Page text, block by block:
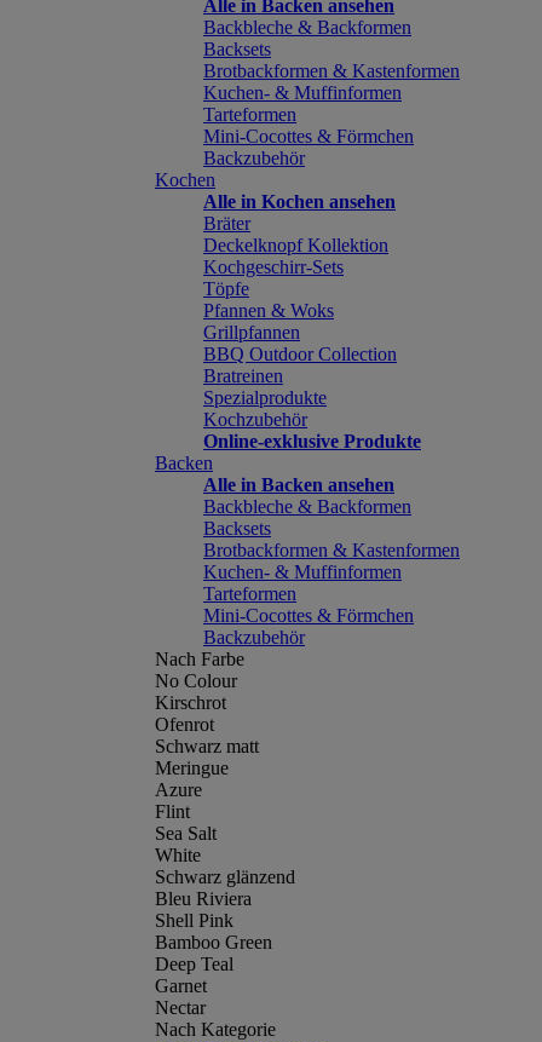
Alle in Backen ansehen
Backbleche & Backformen
Backsets
Brotbackformen & Kastenformen
Kuchen- & Muffinformen
Tarteformen
Mini-Cocottes & Förmchen
Backzubehör
Kochen
Alle in Kochen ansehen
Bräter
Deckelknopf Kollektion
Kochgeschirr-Sets
Töpfe
Pfannen & Woks
Grillpfannen
BBQ Outdoor Collection
Bratreinen
Spezialprodukte
Kochzubehör
Online-exklusive Produkte
Backen
Alle in Backen ansehen
Backbleche & Backformen
Backsets
Brotbackformen & Kastenformen
Kuchen- & Muffinformen
Tarteformen
Mini-Cocottes & Förmchen
Backzubehör
Nach Farbe
No Colour
Kirschrot
Ofenrot
Schwarz matt
Meringue
Azure
Flint
Sea Salt
White
Schwarz glänzend
Bleu Riviera
Shell Pink
Bamboo Green
Deep Teal
Garnet
Nectar
Nach Kategorie